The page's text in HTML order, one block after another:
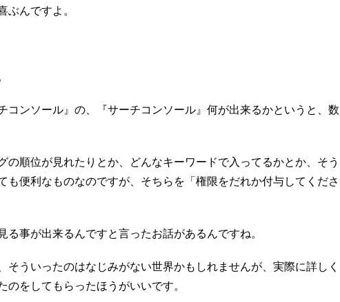
んですよ。
コンソール』の、『サーチコンソール』何が出来るかというと、数
の順位が見れたりとか、どんなキーワードで入ってるかとか、そう
も便利なものなのですが、そちらを「権限をだれか付与してくださ
る事が出来るんですと言ったお話があるんですね。
そういったのはなじみがない世界かもしれませんが、実際に詳しく
をしてもらったほうがいいです。